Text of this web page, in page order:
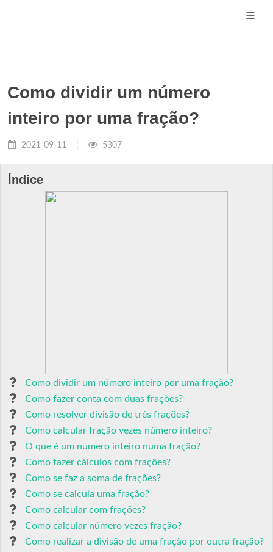
Como dividir um número
inteiro por uma fração?
2021-09-11 5307
Índice
Como dividir um número inteiro por uma fração?
Como fazer conta com duas frações?
Como resolver divisão de três frações?
Como calcular fração vezes número inteiro?
O que é um número inteiro numa fração?
Como fazer cálculos com frações?
Como se faz a soma de frações?
Como se calcula uma fração?
Como calcular com frações?
Como calcular número vezes fração?
Como realizar a divisão de uma fração por outra fração?